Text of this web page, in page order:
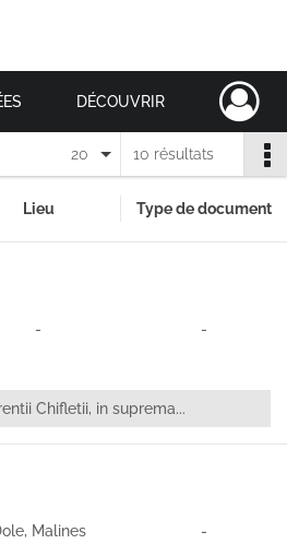
DÉCOUVRIR
10 résultats
20
Lieu Type de document
- -
Chifletii, in suprema...
Malines -